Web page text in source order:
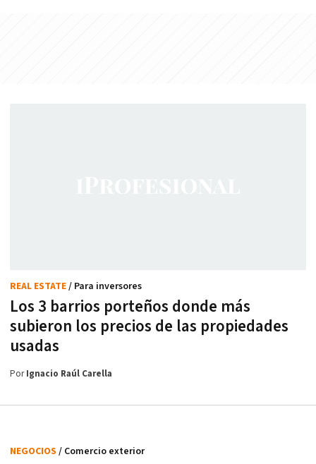
Los 3 barrios porteños donde más
subieron los precios de las propiedades
usadas
REAL ESTATE/ Para inversores
PorIgnacio Raúl Carella
NEGOCIOS / Comercio exterior